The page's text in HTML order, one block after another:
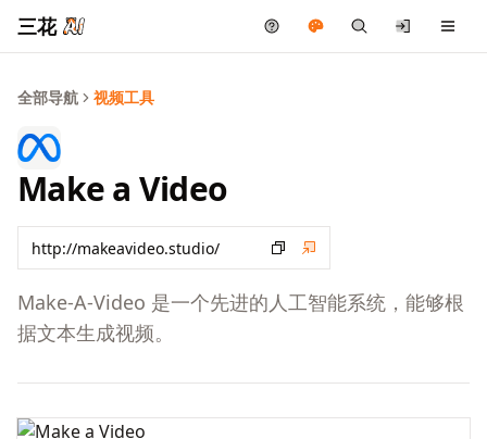
三花
全部导航 视频工具
Make a Video
Make-A-Video 是一个先进的人工智能系统，能够根
据文本生成视频。